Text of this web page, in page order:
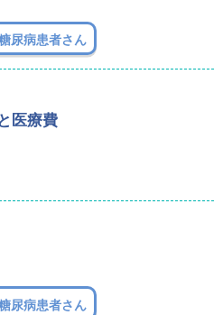
尿病患者さん
医療費
尿病患者さん